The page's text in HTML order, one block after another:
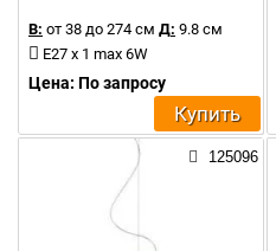
В: от 38 до 274 см Д: 9.8 см
E27 x 1 max 6W
Цена: По запросу
Купить
125096